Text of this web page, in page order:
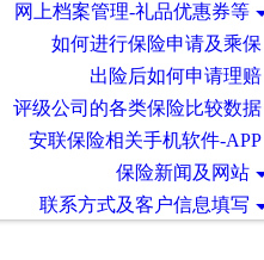
网上档案管理-礼品优惠券等
如何进行保险申请及乘保
出险后如何申请理赔
评级公司的各类保险比较数据
安联保险相关手机软件-APP
保险新闻及网站
联系方式及客户信息填写